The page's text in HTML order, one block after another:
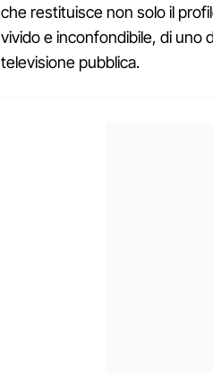
che restituisce non solo il
vivido e inconfondibile, di uno
televisione pubblica.